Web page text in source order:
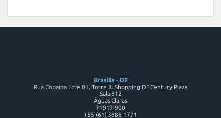
Brasília - DF
Rua Copaíba Lote 01, Torre B. Shopping DF Century Plaza
Sala 812
Águas Claras
71919-900
+55 (61) 3686 1771